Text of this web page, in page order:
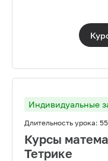
Индивидуальные
Длительность урока:
Курсы
Тетрике